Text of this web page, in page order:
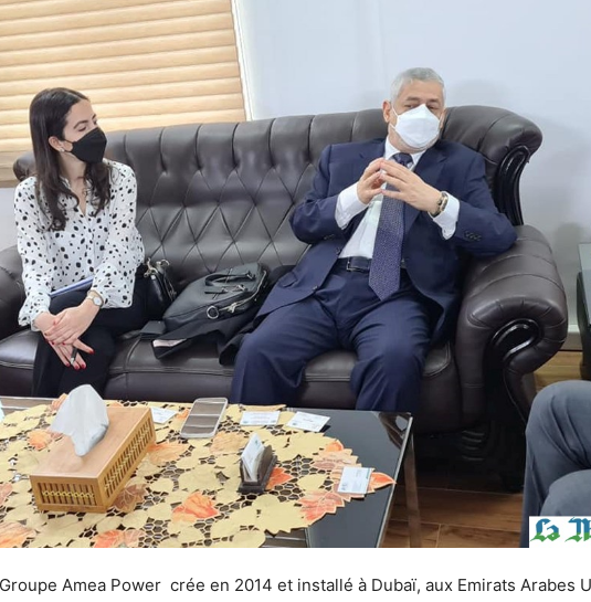
Amea Power crée en 2014 et installé à Dubaï, aux Emirats Arabes